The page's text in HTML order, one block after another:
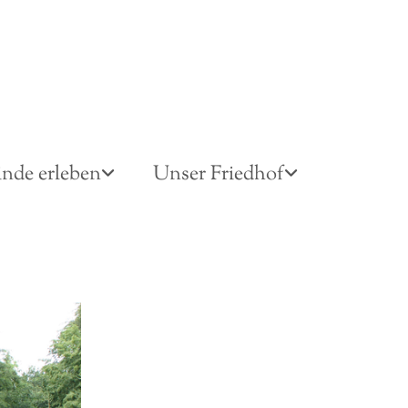
erleben Unser Friedhof